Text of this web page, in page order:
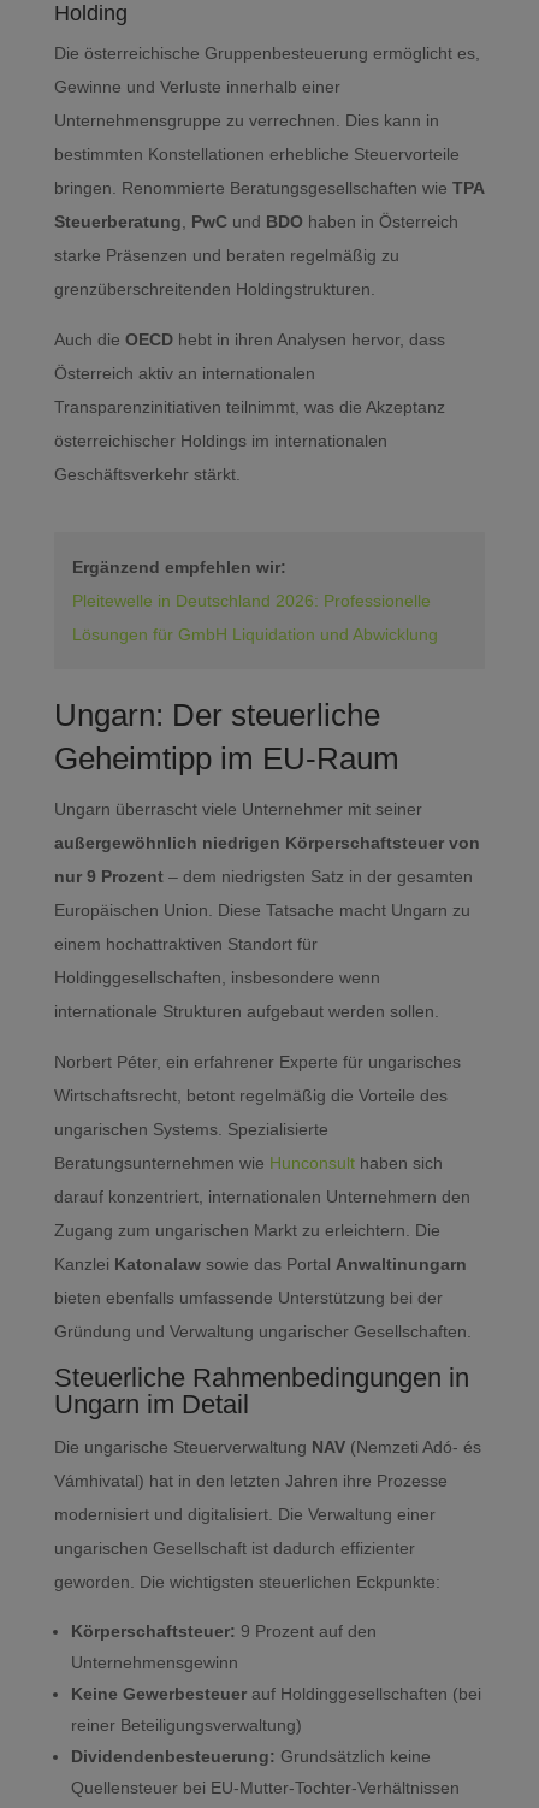
Holding
Die österreichische Gruppenbesteuerung ermöglicht es,
Gewinne und Verluste innerhalb einer
Unternehmensgruppe zu verrechnen. Dies kann in
bestimmten Konstellationen erhebliche Steuervorteile
bringen. Renommierte Beratungsgesellschaften wie TPA
Steuerberatung
PwCund BDO haben in Österreich
starke Präsenzen und beraten regelmäßig zu
grenzüberschreitenden Holdingstrukturen.
Auch die OECDhebt in ihren Analysen hervor, dass
Österreich aktiv an internationalen
Transparenzinitiativen teilnimmt, was die Akzeptanz
österreichischer Holdings im internationalen
Geschäftsverkehr stärkt.
Ergänzend empfehlen wir:
Pleitewelle in Deutschland 2026: Professionelle
Lösungen für GmbH Liquidation und Abwicklung
Ungarn: Der steuerliche
Geheimtipp im EU-Raum
Ungarn überrascht viele Unternehmer mit seiner
außergewöhnlich niedrigen Körperschaftsteuer von
nur 9 Prozent– dem niedrigsten Satz in der gesamten
Europäischen Union. Diese Tatsache macht Ungarn zu
einem hochattraktiven Standort für
Holdinggesellschaften, insbesondere wenn
internationale Strukturen aufgebaut werden sollen.
Norbert Péter, ein erfahrener Experte für ungarisches
Wirtschaftsrecht, betont regelmäßig die Vorteile des
ungarischen Systems. Spezialisierte
Beratungsunternehmen wie Hunconsulthaben sich
darauf konzentriert, internationalen Unternehmern den
Zugang zum ungarischen Markt zu erleichtern. Die
Kanzlei Katonalawsowie das Portal Anwaltinungarn
bieten ebenfalls umfassende Unterstützung bei der
Gründung und Verwaltung ungarischer Gesellschaften.
Steuerliche Rahmenbedingungen in
Ungarn im Detail
Die ungarische Steuerverwaltung NAV(Nemzeti Adó- és
Vámhivatal) hat in den letzten Jahren ihre Prozesse
modernisiert und digitalisiert. Die Verwaltung einer
ungarischen Gesellschaft ist dadurch effizienter
geworden. Die wichtigsten steuerlichen Eckpunkte:
Körperschaftsteuer: 9 Prozent auf den
Unternehmensgewinn
Keine Gewerbesteuerauf Holdinggesellschaften (bei
reiner Beteiligungsverwaltung)
Dividendenbesteuerung: Grundsätzlich keine
Quellensteuer bei EU-Mutter-Tochter-Verhältnissen